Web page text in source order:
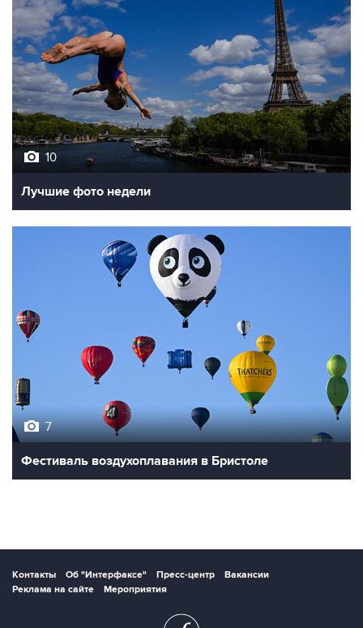
10
Лучшие фото недели
7
Фестиваль воздухоплавания в Бристоле
Контакты Об "Интерфаксе" Пресс-центр
Вакансии
Реклама на сайте
Мероприятия